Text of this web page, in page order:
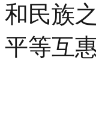
和民族
平等互